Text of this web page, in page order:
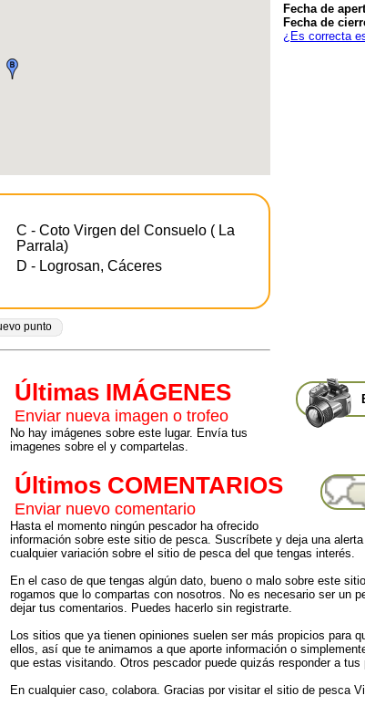
C - Coto Virgen del Consuelo ( La
Parrala)
D - Logrosan, Cáceres
punto
Fecha de
Fecha de
¿Es correcta
Últimas IMÁGENES
Enviar nueva imagen o trofeo
No hay imágenes sobre este lugar. Envía tus
imagenes sobre el y compartelas.
Últimos COMENTARIOS
Enviar nuevo comentario
Hasta el momento ningún pescador ha ofrecido
información sobre este sitio de pesca. Suscríbete y deja una
cualquier variación sobre el sitio de pesca del que tengas interés.
En el caso de que tengas algún dato, bueno o malo sobre este
rogamos que lo compartas con nosotros. No es necesario ser un
dejar tus comentarios. Puedes hacerlo sin registrarte.
Los sitios que ya tienen opiniones suelen ser más propicios para
ellos, así que te animamos a que aporte información o
que estas visitando. Otros pescador puede quizás responder a tus
En cualquier caso, colabora. Gracias por visitar el sitio de pesca